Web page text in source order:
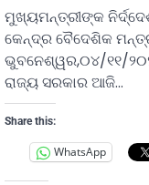
ମୁଖ୍ୟମନ୍ତ୍ରୀଙ୍କ
କେନ୍ଦ୍ର ବୈଦେଶିକ
ଭୁବନେଶ୍ୱର,୦୪/୧୧/
ରାଜ୍ୟ ସରକାର ଆଜି…
Share this:
WhatsApp